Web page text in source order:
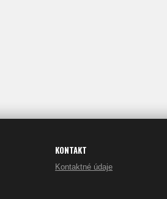
KONTAKT
Kontaktné údaje